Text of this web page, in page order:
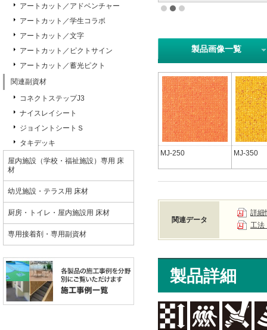
製品画像一覧
MJ-250 MJ-350
関連データ
詳細
工法
製品詳細
アートカット／アドベンチャー
アートカット／学生コラボ
アートカット／文字
アートカット／ピクトサイン
アートカット／蓄光ピクト
関連副資材
コネクトステップJ3
ナイスレイシート
ジョイントシートＳ
タキデッキ
屋内施設（学校・福祉施設）専用 床
材
幼児施設・テラス用 床材
厨房・トイレ・屋内施設用 床材
専用接着剤・専用副資材